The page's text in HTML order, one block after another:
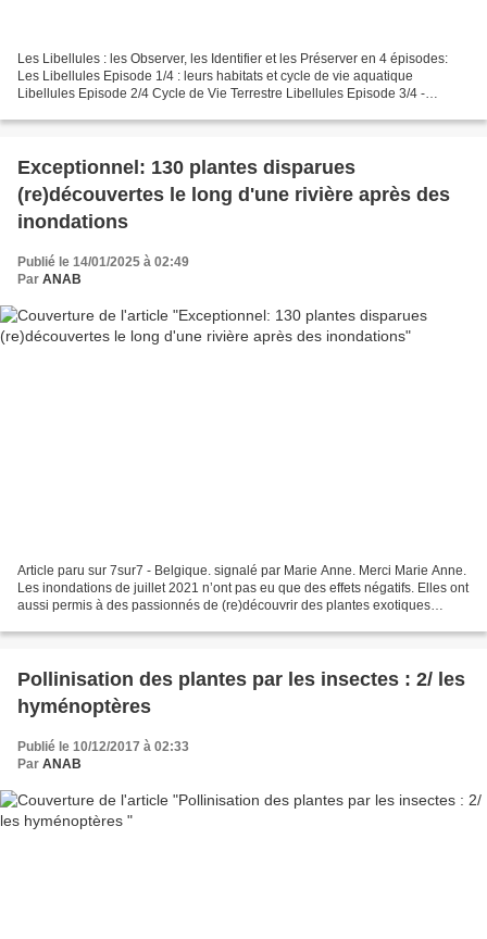
Les Libellules : les Observer, les Identifier et les Préserver en 4 épisodes:
Les Libellules Episode 1/4 : leurs habitats et cycle de vie aquatique
Libellules Episode 2/4 Cycle de Vie Terrestre Libellules Episode 3/4 -
Exceptionnel: 130 plantes disparues
(re)découvertes le long d'une rivière après des
inondations
Publié le 14/01/2025 à 02:49
Par ANAB
Article paru sur 7sur7 - Belgique. signalé par Marie Anne. Merci Marie Anne.
Les inondations de juillet 2021 n’ont pas eu que des effets négatifs. Elles ont
aussi permis à des passionnés de (re)découvrir des plantes exotiques
Pollinisation des plantes par les insectes : 2/ les
hyménoptères
Publié le 10/12/2017 à 02:33
Par ANAB